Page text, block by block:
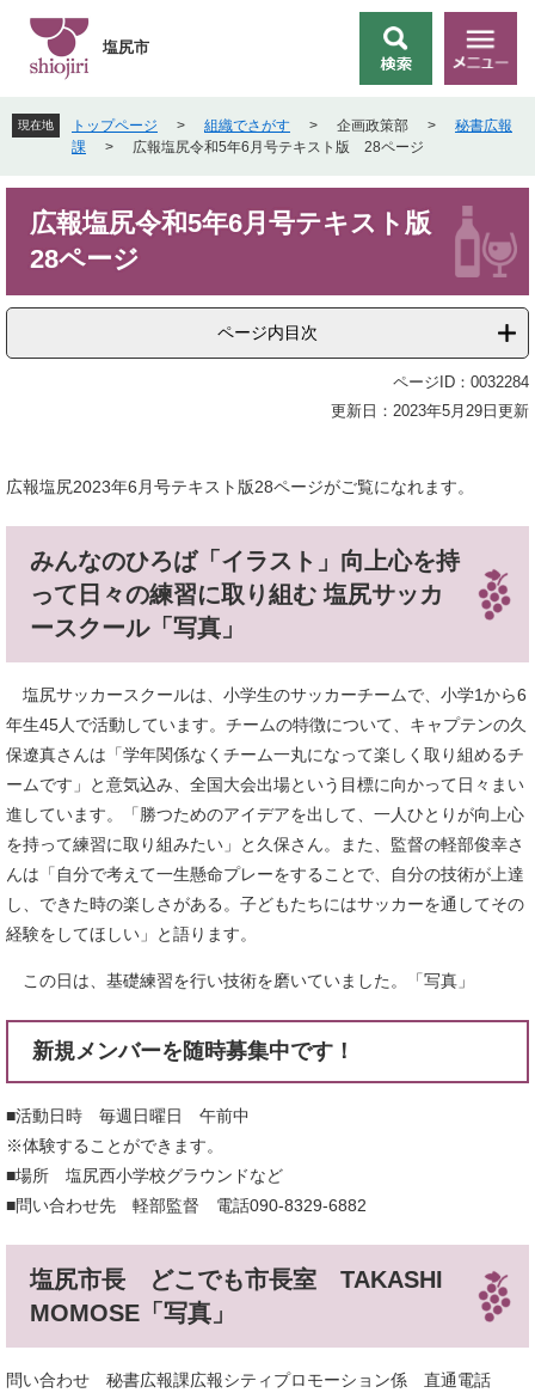
先
頭
す
を
飛
し
索
メ
ニ
ー
塩尻市
現在地 トップページ > 組織でさがす > 企画政策部 >
秘書広報
課
> 広報塩尻令和5年6月号テキスト版 28ページ
広報塩尻令和5年6月号テキスト版
28ページ
ページ内目次
ページID：0032284
更新日：2023年5月29日更新
広報塩尻2023年6月号テキスト版28ページがご覧になれます。
みんなのひろば「イラスト」向上心を持
って日々の練習に取り組む 塩尻サッカ
ースクール「写真」
塩尻サッカースクールは、小学生のサッカーチームで、小学1から6
年生45人で活動しています。チームの特徴について、キャプテンの久
保遼真さんは「学年関係なくチーム一丸になって楽しく取り組めるチ
ームです」と意気込み、全国大会出場という目標に向かって日々まい
進しています。「勝つためのアイデアを出して、一人ひとりが向上心
を持って練習に取り組みたい」と久保さん。また、監督の軽部俊幸さ
んは「自分で考えて一生懸命プレーをすることで、自分の技術が上達
し、できた時の楽しさがある。子どもたちにはサッカーを通してその
経験をしてほしい」と語ります。
この日は、基礎練習を行い技術を磨いていました。「写真」
新規メンバーを随時募集中です！
■活動日時 毎週日曜日 午前中
※体験することができます。
■場所 塩尻西小学校グラウンドなど
■問い合わせ先 軽部監督 電話090-8329-6882
塩尻市長 どこでも市長室 TAKASHI
MOMOSE「写真」
問い合わせ 秘書広報課広報シティプロモーション係 直通電話